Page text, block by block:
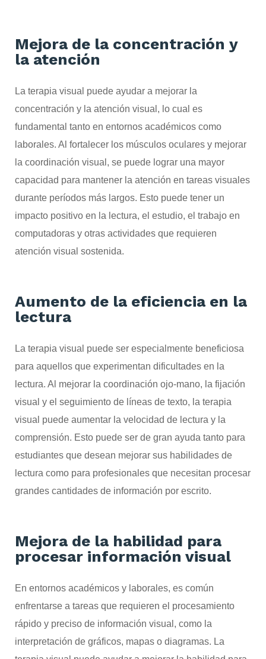
Mejora de la concentración y
la atención
La terapia visual puede ayudar a mejorar la
concentración y la atención visual, lo cual es
fundamental tanto en entornos académicos como
laborales. Al fortalecer los músculos oculares y mejorar
la coordinación visual, se puede lograr una mayor
capacidad para mantener la atención en tareas visuales
durante períodos más largos. Esto puede tener un
impacto positivo en la lectura, el estudio, el trabajo en
computadoras y otras actividades que requieren
atención visual sostenida.
Aumento de la eficiencia en la
lectura
La terapia visual puede ser especialmente beneficiosa
para aquellos que experimentan dificultades en la
lectura. Al mejorar la coordinación ojo-mano, la fijación
visual y el seguimiento de líneas de texto, la terapia
visual puede aumentar la velocidad de lectura y la
comprensión. Esto puede ser de gran ayuda tanto para
estudiantes que desean mejorar sus habilidades de
lectura como para profesionales que necesitan procesar
grandes cantidades de información por escrito.
Mejora de la habilidad para
procesar información visual
En entornos académicos y laborales, es común
enfrentarse a tareas que requieren el procesamiento
rápido y preciso de información visual, como la
interpretación de gráficos, mapas o diagramas. La